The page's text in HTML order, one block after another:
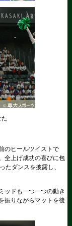
のヒールツイストで
全上げ成功の喜びに包
たダンスを披露し、
ッドも一つ一つの動き
振りながらマットを後